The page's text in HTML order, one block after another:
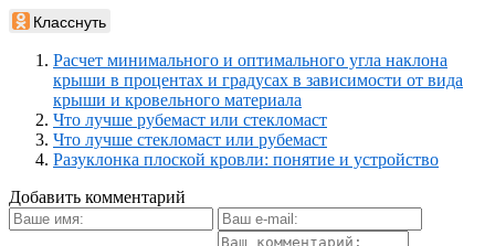
Класснуть
Расчет минимального и оптимального угла наклона
крыши в процентах и градусах в зависимости от вида
крыши и кровельного материала
Что лучше рубемаст или стекломаст
Что лучше стекломаст или рубемаст
Разуклонка плоской кровли: понятие и устройство
Добавить комментарий